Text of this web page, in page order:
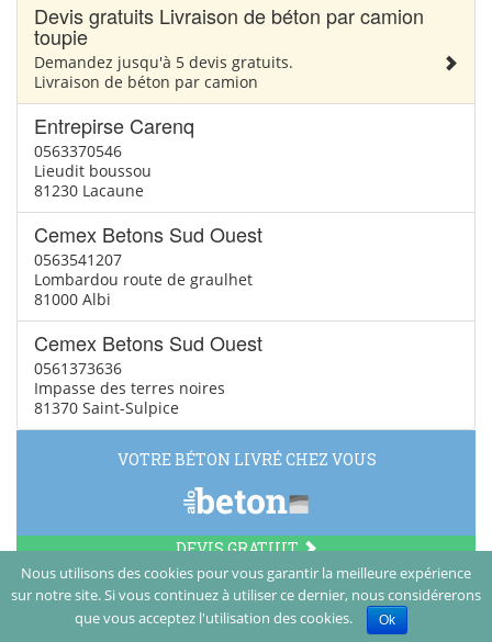
Devis gratuits Livraison de béton par camion
toupie
Demandez jusqu'à 5 devis gratuits.
Livraison de béton par camion
Entrepirse Carenq
0563370546
Lieudit boussou
81230 Lacaune
Cemex Betons Sud Ouest
0563541207
Lombardou route de graulhet
81000 Albi
Cemex Betons Sud Ouest
0561373636
Impasse des terres noires
81370 Saint-Sulpice
VOTRE BÉTON LIVRÉ CHEZ VOUS
DEVIS GRATUIT
Nous utilisons des cookies pour vous garantir la meilleure expérience
sur notre site. Si vous continuez à utiliser ce dernier, nous considérerons
que vous acceptez l'utilisation des cookies.
Ok
© Vamboisset Media 2014